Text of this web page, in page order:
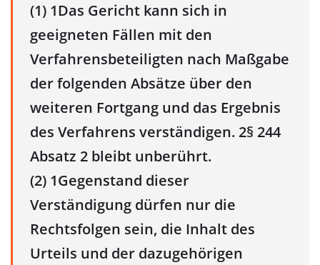
(1) 1Das Gericht kann sich in
geeigneten Fällen mit den
Verfahrensbeteiligten nach Maßgabe
der folgenden Absätze über den
weiteren Fortgang und das Ergebnis
des Verfahrens verständigen. 2§ 244
Absatz 2 bleibt unberührt.
(2) 1Gegenstand dieser
Verständigung dürfen nur die
Rechtsfolgen sein, die Inhalt des
Urteils und der dazugehörigen